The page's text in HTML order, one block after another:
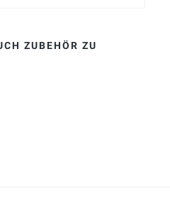
ZUBEHÖR ZU